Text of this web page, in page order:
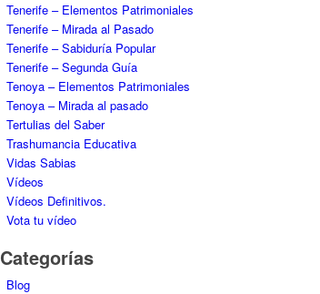
Tenerife – Elementos Patrimoniales
Tenerife – Mirada al Pasado
Tenerife – Sabiduría Popular
Tenerife – Segunda Guía
Tenoya – Elementos Patrimoniales
Tenoya – Mirada al pasado
Tertulias del Saber
Trashumancia Educativa
Vidas Sabias
Vídeos
Vídeos Definitivos.
Vota tu vídeo
Categorías
Blog